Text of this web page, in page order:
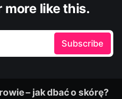
more like this.
Subscribe
– jak dbać o skórę?